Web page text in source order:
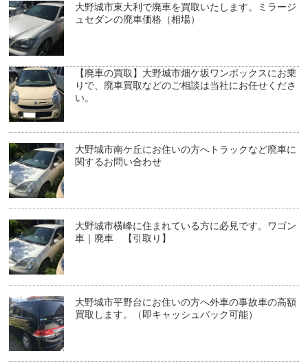
大野城市東大利で廃車を買取いたします。ミラージ
ュセダンの廃車価格（相場）
【廃車の買取】大野城市畑ケ坂ワンボックスにお乗
りで、廃車買取などのご相談は当社にお任せくださ
い。
大野城市南ケ丘にお住いの方へトラックなど廃車に
関するお問い合わせ
大野城市横峰に住まれている方に必見です。ワゴン
車｜廃車 【引取り】
大野城市平野台にお住いの方へ外車の事故車の高額
買取します。（即キャッシュバック可能）